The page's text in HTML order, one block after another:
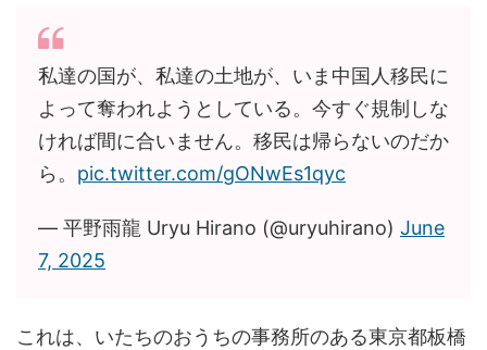
私達の国が、私達の土地が、いま中国人移民に
よって奪われようとしている。今すぐ規制しな
ければ間に合いません。移民は帰らないのだか
ら。 pic.twitter.com/gONwEs1qyc
— 平野雨龍 Uryu Hirano (@uryuhirano) June
7, 2025
これは、いたちのおうちの事務所のある東京都板橋